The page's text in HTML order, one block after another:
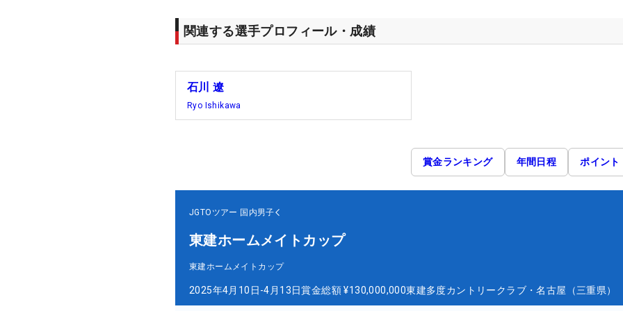
関連する選手プロフィール・成績
石川 遼
Ryo Ishikawa
賞金ランキング 年間日程 ポイント
JGTOツアー 国内男子
東建ホームメイトカップ
東建ホームメイトカップ
2025年4月10日-4月13日賞金総額 ¥130,000,000東建多度カントリークラブ・名古屋（三重県）